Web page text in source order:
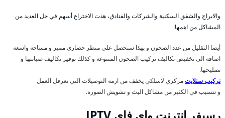
والابراج والشقق السكنية والشركات والفنادق، هذت الاختراع أسهم في حل العديد من
المشاكل من اهمها:
أيضا التقليل من عدد الصحون و بهذا ستحصل على منظر حضاري مميز و مساحة واسعة
اضافة الى تخفيض تكاليف تركيب الصحون المتنوعة و كذلك توفير تكاليف صيانتها و
تصليحها.
تركيب ستلايتمركزي لاسلكي يخفف من ازمة التوصيلات التي تعرقل العمل
و تتسبب في الكثير من مشاكل البث و تشويش الصورة.